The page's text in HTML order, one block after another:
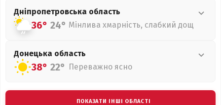
Дніпропетровська область
36° 24° Мінлива хмарність, слабкий дощ
Донецька область
38° 22° Переважно ясно
ПОКАЗАТИ ІНШІ ОБЛАСТІ